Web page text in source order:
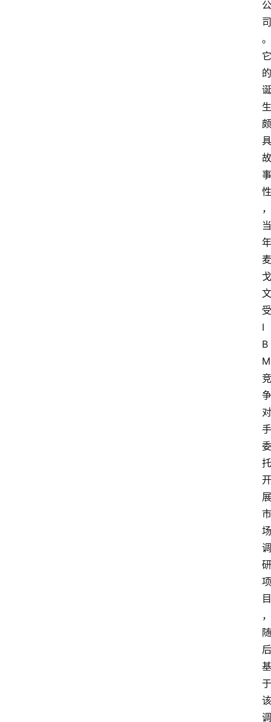
公
司
。
它
的
诞
生
颇
具
故
事
性
，
当
年
麦
戈
文
受
I
B
M
竞
争
对
手
委
托
开
展
市
场
调
研
项
目
，
随
后
基
于
该
调